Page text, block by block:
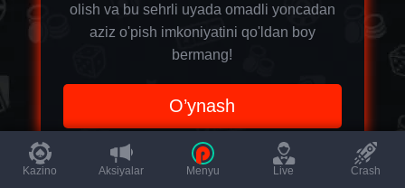
olish va bu sehrli uyada omadli yoncadan
aziz o'pish imkoniyatini qo'ldan boy
bermang!
O’ynash
Kazino Aksiyalar Menyu Live Crash